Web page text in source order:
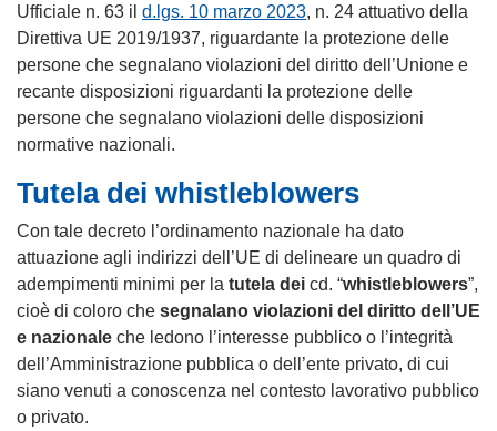
Ufficiale n. 63 il d.lgs. 10 marzo 2023, n. 24 attuativo della
Direttiva UE 2019/1937, riguardante la protezione delle
persone che segnalano violazioni del diritto dell’Unione e
recante disposizioni riguardanti la protezione delle
persone che segnalano violazioni delle disposizioni
normative nazionali.
Tutela dei whistleblowers
Con tale decreto l’ordinamento nazionale ha dato
attuazione agli indirizzi dell’UE di delineare un quadro di
adempimenti minimi per la tutela dei cd. “whistleblowers”,
cioè di coloro che segnalano violazioni del diritto dell’UE
e nazionale che ledono l’interesse pubblico o l’integrità
dell’Amministrazione pubblica o dell’ente privato, di cui
siano venuti a conoscenza nel contesto lavorativo pubblico
o privato.